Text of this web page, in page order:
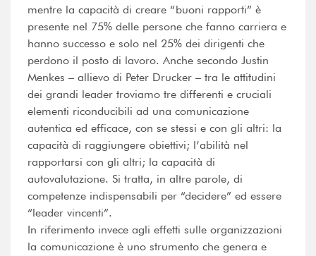
mentre la capacità di creare “buoni rapporti” è
presente nel 75% delle persone che fanno carriera e
hanno successo e solo nel 25% dei dirigenti che
perdono il posto di lavoro. Anche secondo Justin
Menkes – allievo di Peter Drucker – tra le attitudini
dei grandi leader troviamo tre differenti e cruciali
elementi riconducibili ad una comunicazione
autentica ed efficace, con se stessi e con gli altri: la
capacità di raggiungere obiettivi; l’abilità nel
rapportarsi con gli altri; la capacità di
autovalutazione. Si tratta, in altre parole, di
competenze indispensabili per “decidere” ed essere
“leader vincenti”.
In riferimento invece agli effetti sulle organizzazioni
la comunicazione è uno strumento che genera e